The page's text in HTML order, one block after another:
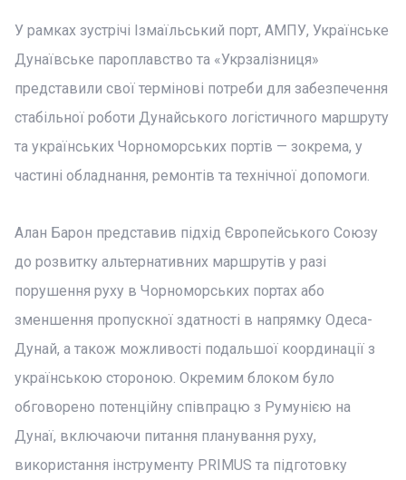
У рамках зустрічі Ізмаїльський порт, АМПУ, Українське
Дунаївське пароплавство та «Укрзалізниця»
представили свої термінові потреби для забезпечення
стабільної роботи Дунайського логістичного маршруту
та українських Чорноморських портів — зокрема, у
частині обладнання, ремонтів та технічної допомоги.
Алан Барон представив підхід Європейського Союзу
до розвитку альтернативних маршрутів у разі
порушення руху в Чорноморських портах або
зменшення пропускної здатності в напрямку Одеса-
Дунай, а також можливості подальшої координації з
українською стороною. Окремим блоком було
обговорено потенційну співпрацю з Румунією на
Дунаї, включаючи питання планування руху,
використання інструменту PRIMUS та підготовку